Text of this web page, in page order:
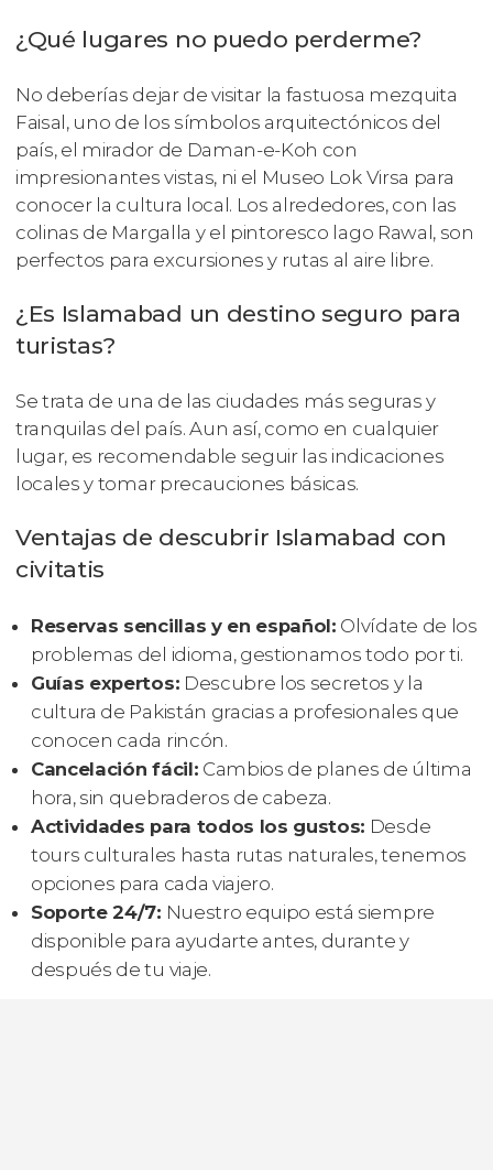
¿Qué lugares no puedo perderme?
No deberías dejar de visitar la fastuosa mezquita
Faisal, uno de los símbolos arquitectónicos del
país, el mirador de Daman-e-Koh con
impresionantes vistas, ni el Museo Lok Virsa para
conocer la cultura local. Los alrededores, con las
colinas de Margalla y el pintoresco lago Rawal, son
perfectos para excursiones y rutas al aire libre.
¿Es Islamabad un destino seguro para
turistas?
Se trata de una de las ciudades más seguras y
tranquilas del país. Aun así, como en cualquier
lugar, es recomendable seguir las indicaciones
locales y tomar precauciones básicas.
Ventajas de descubrir Islamabad con
civitatis
Reservas sencillas y en español: Olvídate de los
problemas del idioma, gestionamos todo por ti.
Guías expertos: Descubre los secretos y la
cultura de Pakistán gracias a profesionales que
conocen cada rincón.
Cancelación fácil: Cambios de planes de última
hora, sin quebraderos de cabeza.
Actividades para todos los gustos: Desde
tours culturales hasta rutas naturales, tenemos
opciones para cada viajero.
Soporte 24/7: Nuestro equipo está siempre
disponible para ayudarte antes, durante y
después de tu viaje.